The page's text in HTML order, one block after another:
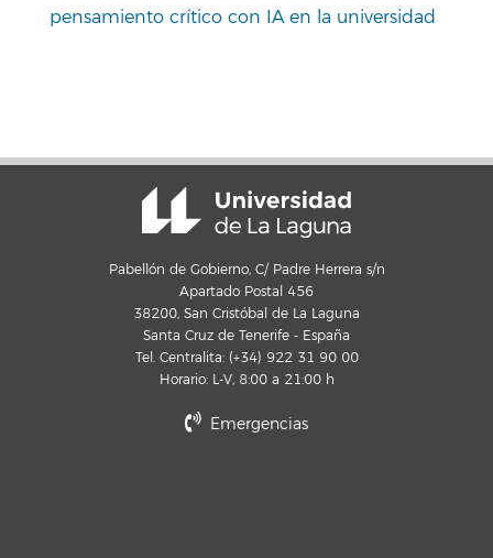
pensamiento crítico con IA en la universidad
Pabellón de Gobierno, C/ Padre Herrera s/n
Apartado Postal 456
38200, San Cristóbal de La Laguna
Santa Cruz de Tenerife - España
Tel. Centralita: (+34) 922 31 90 00
Horario: L-V, 8:00 a 21:00 h
Emergencias